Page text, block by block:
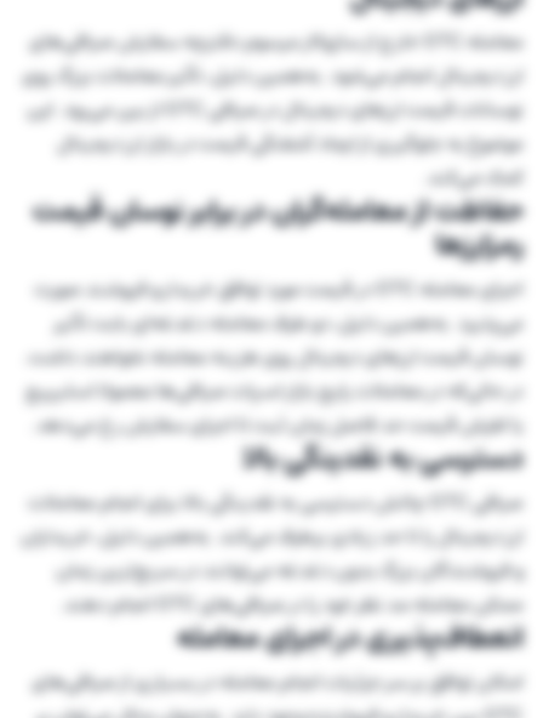
معامله OTC خارج از سازوکار مرسوم دفترچه سفارش صرافی‌های
ارز دیجیتال انجام می‌شود. به‌همین دلیل، تأثیر معاملات بزرگ روی
نوسانات قیمت ارزهای دیجیتال در صرافی OTC از بین می‌رود. این
موضوع به جلوگیری از ایجاد آشفتگی قیمت در بازار ارز دیجیتال
کمک می‌کند.
حفاظت از معامله‌گران در برابر نوسان قیمت
رمزارزها
اجرای معامله OTC در قیمت مورد توافق خریدار و فروشند صورت
می‌پذیرد. به‌همین دلیل، دو طرف معامله دغدغه‌ای بابت تأثیر
نوسان قیمت ارزهای دیجیتال روی هزینه معامله نخواهند داشت.
در حالی‌که در معاملات رایج بازار اسپات صرافی‌ها معمولا اسلیپیج
یا لفزش قیمت حد فاصل زمان ثبت تا اجرای سفارش رخ می‌دهد.
دسترسی به نقدینگی بالا
صرافی OTC چالش دسترسی به نقدینگی بالا برای انجام معاملات
ارز دیجیتال را تا حد زیادی برطرف می‌کند. به‌همین دلیل، خریداران
و فروشندگان بزرگ بدون دغدغه می‌توانند در سریع‌ترین زمان
ممکن معامله مد نظر خود را در صرافی‌های OTC انجام دهند.
انعطاف‌پذیری در اجرای معامله
امکان توافق بر سر جزئیات انجام معامله در بسیاری از صرافی‌های